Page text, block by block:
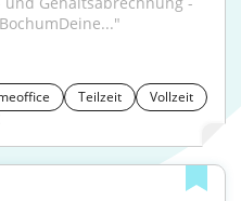
Teilzeit
Vollzeit